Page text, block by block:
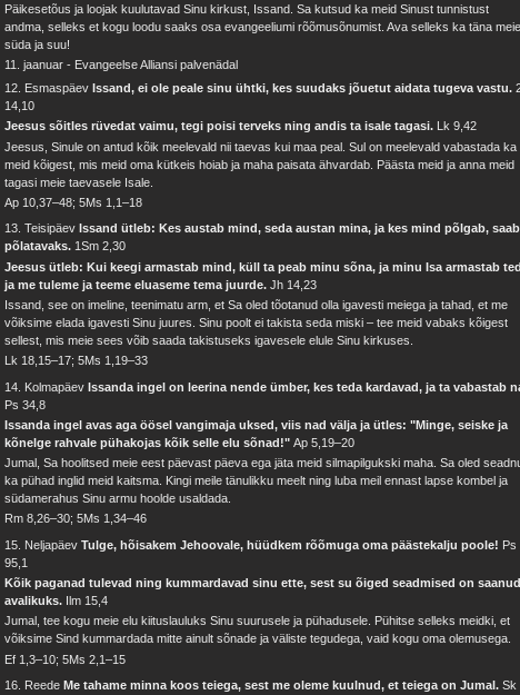
Päikesetõus ja loojak kuulutavad Sinu kirkust, Issand. Sa kutsud ka meid Sinust tunnistust
andma, selleks et kogu loodu saaks osa evangeeliumi rõõmusõnumist. Ava selleks ka täna meie
süda ja suu!
11. jaanuar - Evangeelse Alliansi palvenädal
12. Esmaspäev Issand, ei ole peale sinu ühtki, kes suudaks jõuetut aidata tugeva vastu.
14,10
Jeesus sõitles rüvedat vaimu, tegi poisi terveks ning andis ta isale tagasi. Lk 9,42
Jeesus, Sinule on antud kõik meelevald nii taevas kui maa peal. Sul on meelevald vabastada ka
meid kõigest, mis meid oma kütkeis hoiab ja maha paisata ähvardab. Päästa meid ja anna meid
tagasi meie taevasele Isale.
Ap 10,37–48; 5Ms 1,1–18
13. Teisipäev Issand ütleb: Kes austab mind, seda austan mina, ja kes mind põlgab, saab
põlatavaks.1Sm 2,30
Jeesus ütleb: Kui keegi armastab mind, küll ta peab minu sõna, ja minu Isa armastab
ja me tuleme ja teeme eluaseme tema juurde.Jh 14,23
Issand, see on imeline, teenimatu arm, et Sa oled tõotanud olla igavesti meiega ja tahad, et me
võiksime elada igavesti Sinu juures. Sinu poolt ei takista seda miski – tee meid vabaks kõigest
sellest, mis meie sees võib saada takistuseks igavesele elule Sinu kirkuses.
Lk 18,15–17; 5Ms 1,19–33
14. KolmapäevIssanda ingel on leerina nende ümber, kes teda kardavad, ja ta vabastab
Ps 34,8
Issanda ingel avas aga öösel vangimaja uksed, viis nad välja ja ütles: "Minge, seiske ja
kõnelge rahvale pühakojas kõik selle elu sõnad!"Ap 5,19–20
Jumal, Sa hoolitsed meie eest päevast päeva ega jäta meid silmapilgukski maha. Sa oled
ka pühad inglid meid kaitsma. Kingi meile tänulikku meelt ning luba meil ennast lapse kombel ja
südamerahus Sinu armu hoolde usaldada.
Rm 8,26–30; 5Ms 1,34–46
15. NeljapäevTulge, hõisakem Jehoovale, hüüdkem rõõmuga oma päästekalju poole! Ps
95,1
Kõik paganad tulevad ning kummardavad sinu ette, sest su õiged seadmised on saanud
avalikuks. Ilm 15,4
Jumal, tee kogu meie elu kiituslauluks Sinu suurusele ja pühadusele. Pühitse selleks meidki, et
võiksime Sind kummardada mitte ainult sõnade ja väliste tegudega, vaid kogu oma olemusega.
Ef 1,3–10; 5Ms 2,1–15
16. Reede Me tahame minna koos teiega, sest me oleme kuulnud, et teiega on Jumal.Sk